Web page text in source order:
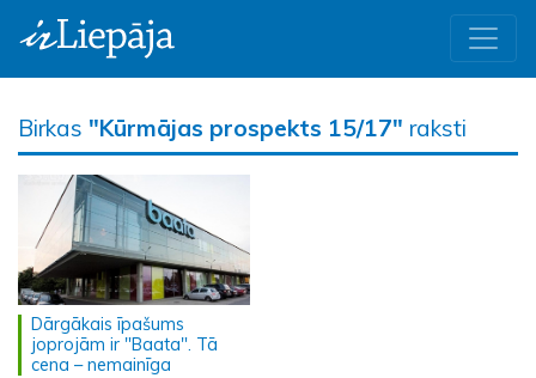
Birkas "Kūrmājas prospekts 15/17" raksti
Dārgākais īpašums
joprojām ir "Baata". Tā
cena – nemainīga